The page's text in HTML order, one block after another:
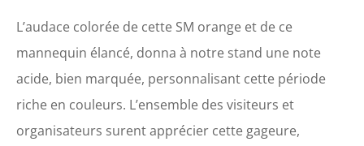
L’audace colorée de cette SM orange et de ce
mannequin élancé, donna à notre stand une note
acide, bien marquée, personnalisant cette période
riche en couleurs. L’ensemble des visiteurs et
organisateurs surent apprécier cette gageure,